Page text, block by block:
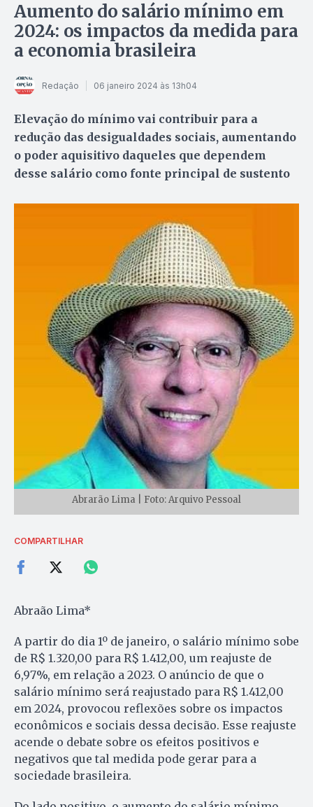
Aumento do salário mínimo em
2024: os impactos da medida para
a economia brasileira
Redação 06 janeiro 2024 às 13h04
Elevação do mínimo vai contribuir para a
redução das desigualdades sociais, aumentando
o poder aquisitivo daqueles que dependem
desse salário como fonte principal de sustento
Abrarão Lima | Foto: Arquivo Pessoal
COMPARTILHAR
Abraão Lima*
A partir do dia 1º de janeiro, o salário mínimo sobe
de R$ 1.320,00 para R$ 1.412,00, um reajuste de
6,97%, em relação a 2023. O anúncio de que o
salário mínimo será reajustado para R$ 1.412,00
em 2024, provocou reflexões sobre os impactos
econômicos e sociais dessa decisão. Esse reajuste
acende o debate sobre os efeitos positivos e
negativos que tal medida pode gerar para a
sociedade brasileira.